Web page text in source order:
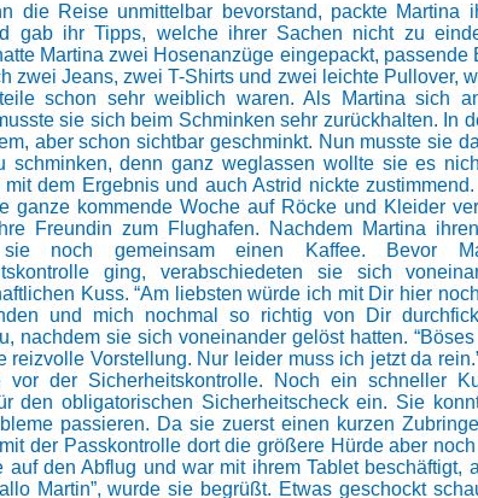
die Reise unmittelbar bevorstand, packte Martina
gab ihr Tipps, welche ihrer Sachen nicht zu
Martina zwei Hosenanzüge eingepackt, passende
zwei Jeans, zwei T-Shirts und zwei leichte Pullover,
schon sehr weiblich waren. Als Martina sich
sie sich beim Schminken sehr zurückhalten. In
aber schon sichtbar geschminkt. Nun musste sie
schminken, denn ganz weglassen wollte sie es
mit dem Ergebnis und auch Astrid nickte
ganze kommende Woche auf Röcke und Kleider
Freundin zum Flughafen. Nachdem Martina
sie noch gemeinsam einen Kaffee. Bevor
ging, verabschiedeten sie sich
Kuss. “Am liebsten würde ich mit Dir hier
und mich nochmal so richtig von Dir
nachdem sie sich voneinander gelöst hatten.
reizvolle Vorstellung. Nur leider muss ich jetzt da
vor der Sicherheitskontrolle. Noch ein schneller
den obligatorischen Sicherheitscheck ein. Sie
passieren. Da sie zuerst einen kurzen
der Passkontrolle dort die größere Hürde aber
auf den Abflug und war mit ihrem Tablet beschäftigt,
Martin”, wurde sie begrüßt. Etwas geschockt